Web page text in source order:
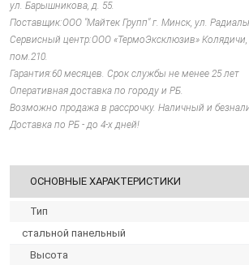
ул. Барышникова, д. 55.
Поставщик:ООО "Майтек Групп" г. Минск, ул.
Сервисный центр:ООО «ТермоЭксклюзив» Колядичи,
пом.210.
Гарантия:60 месяцев. Срок службы не менее 25 лет
Оперативная доставка по городу и РБ.
Возможно продажа в рассрочку. Наличный и
Доставка по РБ - до 4-х дней!
ОСНОВНЫЕ ХАРАКТЕРИСТИКИ
Тип
стальной панельный
Высота